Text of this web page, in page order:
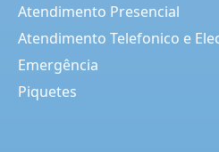
Atendimento Presencial
Atendimento Telefonico e
Emergência
Piquetes